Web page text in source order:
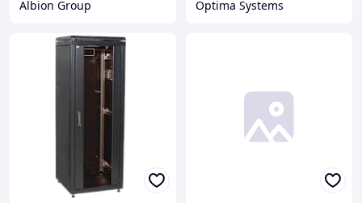
Albion Group Optima Systems